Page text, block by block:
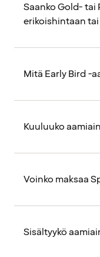
Saanko Gold- tai
erikoishintaan
Mitä Early Bird -
Kuuluuko
Voinko maksaa
Sisältyykö